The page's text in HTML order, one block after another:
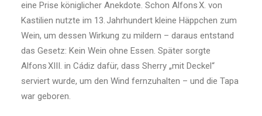
eine Prise königlicher Anekdote. Schon Alfons X. von
Kastilien nutzte im 13. Jahrhundert kleine Häppchen zum
Wein, um dessen Wirkung zu mildern – daraus entstand
das Gesetz: Kein Wein ohne Essen. Später sorgte
Alfons XIII. in Cádiz dafür, dass Sherry „mit Deckel“
serviert wurde, um den Wind fernzuhalten – und die Tapa
war geboren.